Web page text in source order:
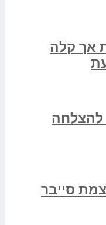
אך קלה
להצלחה
סייבר